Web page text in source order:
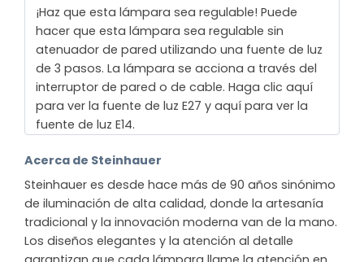
¡Haz que esta lámpara sea regulable! Puede
hacer que esta lámpara sea regulable sin
atenuador de pared utilizando una fuente de luz
de 3 pasos. La lámpara se acciona a través del
interruptor de pared o de cable. Haga clic aquí
para ver la fuente de luz E27 y aquí para ver la
fuente de luz E14.
Acerca de Steinhauer
Steinhauer es desde hace más de 90 años sinónimo
de iluminación de alta calidad, donde la artesanía
tradicional y la innovación moderna van de la mano.
Los diseños elegantes y la atención al detalle